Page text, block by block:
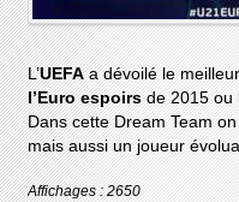
L’UEFAa dévoilé le
l’Euro espoirsde 2015
Dans cette Dream Team
mais aussi un joueur
Affichages : 2650